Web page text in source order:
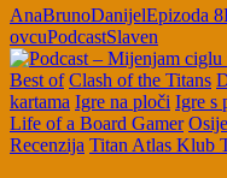
AnaBrunoDanijelEpizoda 8
ovcuPodcastSlaven
Best of Clash of the Titans
kartama Igre na ploči Igre s
Life of a Board Gamer
Recenzija Titan Atlas Klub